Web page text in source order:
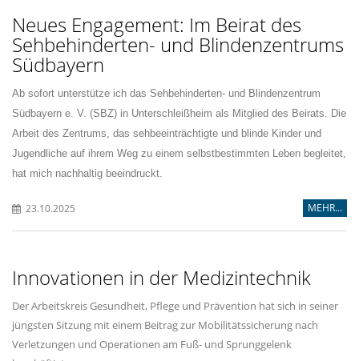
Neues Engagement: Im Beirat des
Sehbehinderten- und Blindenzentrums
Südbayern
Ab sofort unterstütze ich das Sehbehinderten- und Blindenzentrum
Südbayern e. V. (SBZ) in Unterschleißheim als Mitglied des Beirats. Die
Arbeit des Zentrums, das sehbeeinträchtigte und blinde Kinder und
Jugendliche auf ihrem Weg zu einem selbstbestimmten Leben begleitet,
hat mich nachhaltig beeindruckt.
23.10.2025 MEHR...
Innovationen in der Medizintechnik
Der Arbeitskreis Gesundheit, Pflege und Prävention hat sich in seiner
jüngsten Sitzung mit einem Beitrag zur Mobilitätssicherung nach
Verletzungen und Operationen am Fuß- und Sprunggelenk